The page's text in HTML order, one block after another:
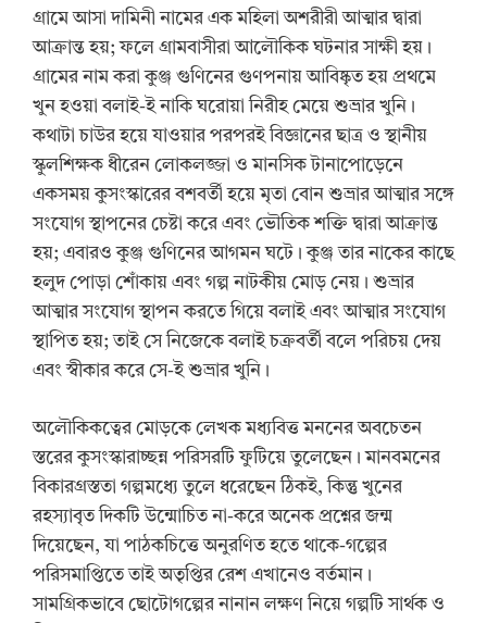
গ্রামে আসা দামিনী নামের এক মহিলা অশরীরী আত্মার দ্বারা
আক্রান্ত হয়; ফলে গ্রামবাসীরা আলৌকিক ঘটনার সাক্ষী হয়।
গ্রামের নাম করা কুঞ্জ গুণিনের গুণপনায় আবিষ্কৃত হয় প্রথমে
খুন হওয়া বলাই-ই নাকি ঘরোয়া নিরীহ মেয়ে শুভ্রার খুনি।
কথাটা চাউর হয়ে যাওয়ার পরপরই বিজ্ঞানের ছাত্র ও স্থানীয়
স্কুলশিক্ষক ধীরেন লোকলজ্জা ও মানসিক টানাপোড়েনে
একসময় কুসংস্কারের বশবর্তী হয়ে মৃতা বোন শুভ্রার আত্মার সঙ্গে
সংযোগ স্থাপনের চেষ্টা করে এবং ভৌতিক শক্তি দ্বারা আক্রান্ত
হয়; এবারও কুঞ্জ গুণিনের আগমন ঘটে। কুঞ্জ তার নাকের কাছে
হলুদ পোড়া শোঁকায় এবং গল্প নাটকীয় মোড় নেয়। শুভ্রার
আত্মার সংযোগ স্থাপন করতে গিয়ে বলাই এবং আত্মার সংযোগ
স্থাপিত হয়; তাই সে নিজেকে বলাই চক্রবর্তী বলে পরিচয় দেয়
এবং স্বীকার করে সে-ই শুভ্রার খুনি।
অলৌকিকত্বের মোড়কে লেখক মধ্যবিত্ত মননের অবচেতন
স্তরের কুসংস্কারাচ্ছন্ন পরিসরটি ফুটিয়ে তুলেছেন। মানবমনের
বিকারগ্রস্ততা গল্পমধ্যে তুলে ধরেছেন ঠিকই, কিন্তু খুনের
রহস্যাবৃত দিকটি উন্মোচিত না-করে অনেক প্রশ্নের জন্ম
দিয়েছেন, যা পাঠকচিত্তে অনুরণিত হতে থাকে-গল্পের
পরিসমাপ্তিতে তাই অতৃপ্তির রেশ এখানেও বর্তমান।
সামগ্রিকভাবে ছোটোগল্পের নানান লক্ষণ নিয়ে গল্পটি সার্থক ও